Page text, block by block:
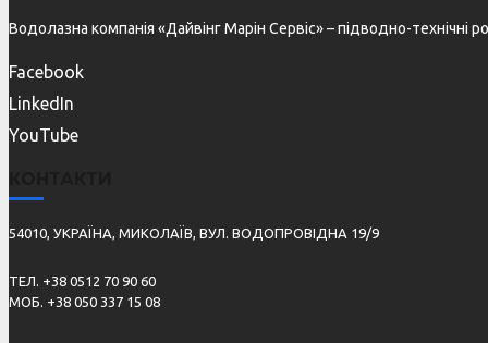
Водолазна компанія «Дайвінг Марін Сервіс» – підводно-технічні
Facebook
LinkedIn
YouTube
54010, УКРАЇНА, МИКОЛАЇВ, ВУЛ. ВОДОПРОВІДНА 19/9
ТЕЛ. +38 0512 70 90 60
МОБ. +38 050 337 15 08